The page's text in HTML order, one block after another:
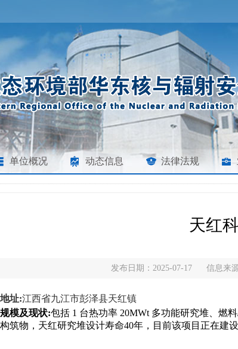
单位概况 动态信息 法律法规
天红
发布日期：2025-07-17 信息来
地址:江西省九江市彭泽县天红镇
规模及现状:包括 1 台热功率 20MWt 多功能研究堆、燃
筑物，天红研究堆设计寿命40年，目前该项目正在建设